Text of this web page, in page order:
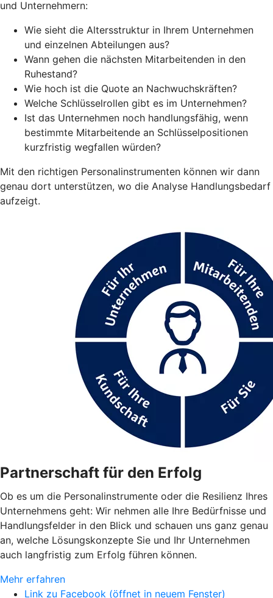
und Unternehmern:
Wie sieht die Altersstruktur in Ihrem Unternehmen
und einzelnen Abteilungen aus?
Wann gehen die nächsten Mitarbeitenden in den
Ruhestand?
Wie hoch ist die Quote an Nachwuchskräften?
Welche Schlüsselrollen gibt es im Unternehmen?
Ist das Unternehmen noch handlungsfähig, wenn
bestimmte Mitarbeitende an Schlüsselpositionen
kurzfristig wegfallen würden?
Mit den richtigen Personalinstrumenten können wir dann
genau dort unterstützen, wo die Analyse Handlungsbedarf
aufzeigt.
Partnerschaft für den Erfolg
Ob es um die Personalinstrumente oder die Resilienz Ihres
Unternehmens geht: Wir nehmen alle Ihre Bedürfnisse und
Handlungsfelder in den Blick und schauen uns ganz genau
an, welche Lösungskonzepte Sie und Ihr Unternehmen
auch langfristig zum Erfolg führen können.
Mehr erfahren
Link zu Facebook (öffnet in neuem Fenster)